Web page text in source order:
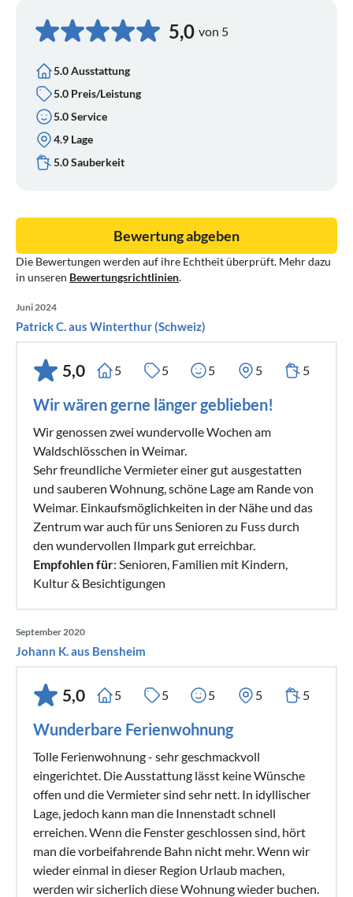
5,0 von 5
5.0 Ausstattung
5.0 Preis/Leistung
5.0 Service
4.9 Lage
5.0 Sauberkeit
Die Bewertungen werden auf ihre Echtheit überprüft. Mehr dazu
in unseren Bewertungsrichtlinien.
Bewertung abgeben
Juni 2024
Patrick C. aus Winterthur (Schweiz)
5,0 5 5 5 5 5
Wir wären gerne länger geblieben!
Wir genossen zwei wundervolle Wochen am
Waldschlösschen in Weimar.
Sehr freundliche Vermieter einer gut ausgestatten
und sauberen Wohnung, schöne Lage am Rande von
Weimar. Einkaufsmöglichkeiten in der Nähe und das
Zentrum war auch für uns Senioren zu Fuss durch
den wundervollen Ilmpark gut erreichbar.
Empfohlen für: Senioren, Familien mit Kindern,
Kultur & Besichtigungen
September 2020
Johann K. aus Bensheim
5,0 5 5 5 5 5
Wunderbare Ferienwohnung
Tolle Ferienwohnung - sehr geschmackvoll
eingerichtet. Die Ausstattung lässt keine Wünsche
offen und die Vermieter sind sehr nett. In idyllischer
Lage, jedoch kann man die Innenstadt schnell
erreichen. Wenn die Fenster geschlossen sind, hört
man die vorbeifahrende Bahn nicht mehr. Wenn wir
wieder einmal in dieser Region Urlaub machen,
werden wir sicherlich diese Wohnung wieder buchen.